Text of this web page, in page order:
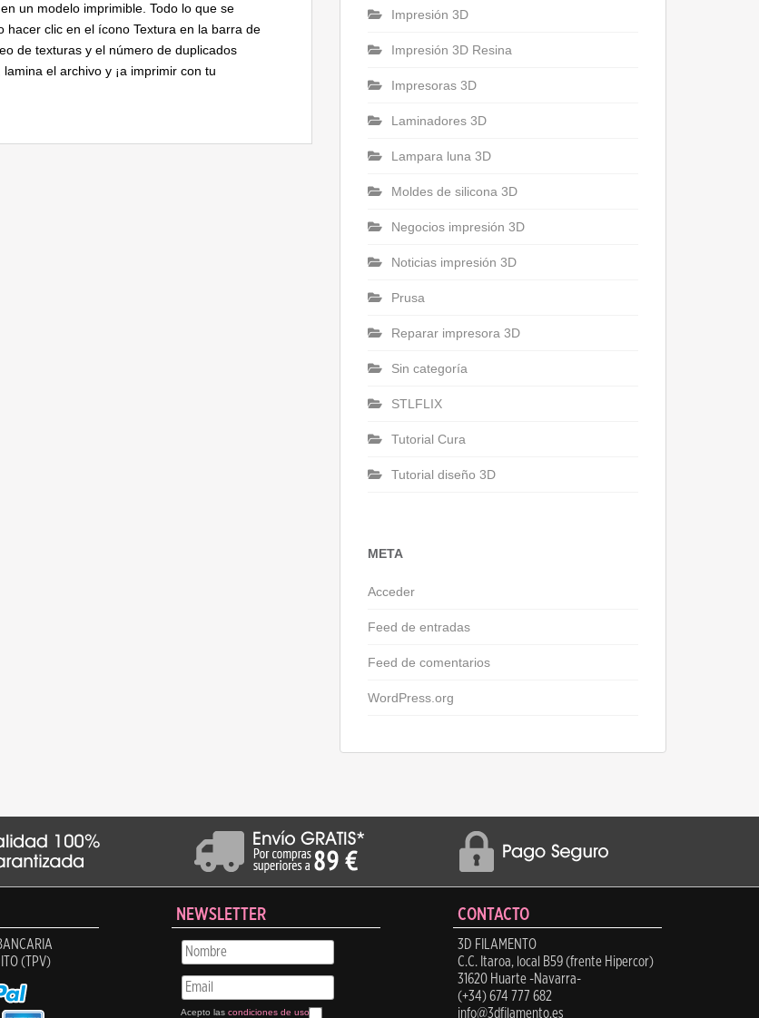
un modelo imprimible. Todo lo que se
hacer clic en el ícono Textura en la barra de
de texturas y el número de duplicados
el archivo y ¡a imprimir con tu
Impresión 3D
Impresión 3D Resina
Impresoras 3D
Laminadores 3D
Lampara luna 3D
Moldes de silicona 3D
Negocios impresión 3D
Noticias impresión 3D
Prusa
Reparar impresora 3D
Sin categoría
STLFLIX
Tutorial Cura
Tutorial diseño 3D
META
Acceder
Feed de entradas
Feed de comentarios
WordPress.org
(TPV)
NEWSLETTER
Acepto las condiciones de uso
CONTACTO
3D FILAMENTO
C.C. Itaroa, local B59 (frente Hipercor)
31620 Huarte -Navarra-
(+34) 674 777 682
info@3dfilamento.es